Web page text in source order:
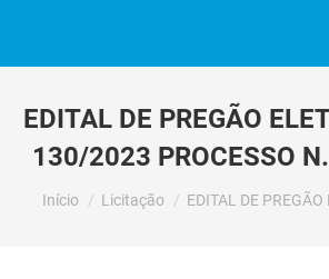
EDITAL DE PREGÃO
130/2023 PROCESSO
Você está aqui:
Início Licitação EDITAL DE